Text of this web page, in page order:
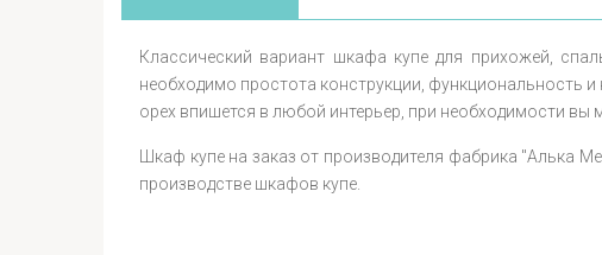
Классический вариант шкафа купе для прихожей,
необходимо простота конструкции, функциональность
орех впишется в любой интерьер, при необходимости вы
Шкаф купе на заказ от производителя фабрика "Алька
производстве шкафов купе.